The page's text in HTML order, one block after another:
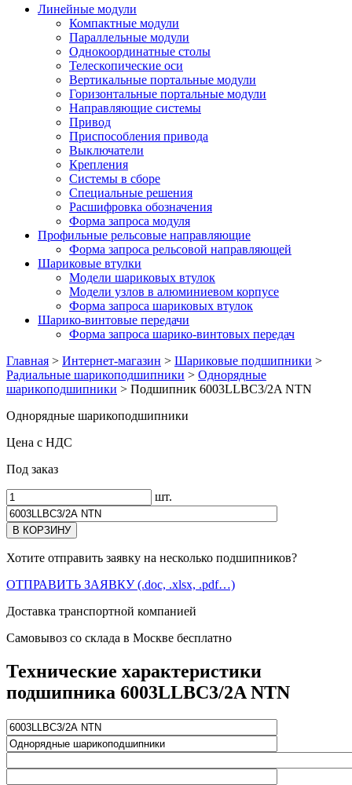
Линейные модули
Компактные модули
Параллельные модули
Однокоординатные столы
Телескопические оси
Вертикальные портальные модули
Горизонтальные портальные модули
Направляющие системы
Привод
Приспособления привода
Выключатели
Крепления
Системы в сборе
Специальные решения
Расшифровка обозначения
Форма запроса модуля
Профильные рельсовые направляющие
Форма запроса рельсовой направляющей
Шариковые втулки
Модели шариковых втулок
Модели узлов в алюминиевом корпусе
Форма запроса шариковых втулок
Шарико-винтовые передачи
Форма запроса шарико-винтовых передач
Главная > Интернет-магазин > Шариковые подшипники >
Радиальные шарикоподшипники > Однорядные
шарикоподшипники > Подшипник 6003LLBC3/2A NTN
Однорядные шарикоподшипники
Цена с НДС
Под заказ
шт.
Хотите отправить заявку на несколько подшипников?
ОТПРАВИТЬ ЗАЯВКУ (.doc, .xlsx, .pdf…)
Доставка транспортной компанией
Самовывоз со склада в Москве бесплатно
Технические характеристики
подшипника 6003LLBC3/2A NTN